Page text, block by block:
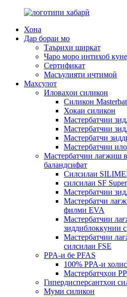
Хона
Дар бораи мо
Таърихи ширкат
Чаро моро интихоб
Сертификат
Масъулияти иҷтимоӣ
Маҳсулот
Иловаҳои силикон
Силикон
Хокаи силикон
Мастербатчии
Мастербатчии
Мастербатчи
Мастербатчии
Мастербатчии лағжиш
баландсифат
Силсилаи
силсилаи SF
Мастербатчии
Мастербатчи
филми EVA
Мастербатчии
зиддиблоккунии
Мастербатчии
силсилаи FSE
PPA-и бе PFAS
100% PPA-и
Мастербатчҳои
Гипердисперсантҳои
Муми силикон